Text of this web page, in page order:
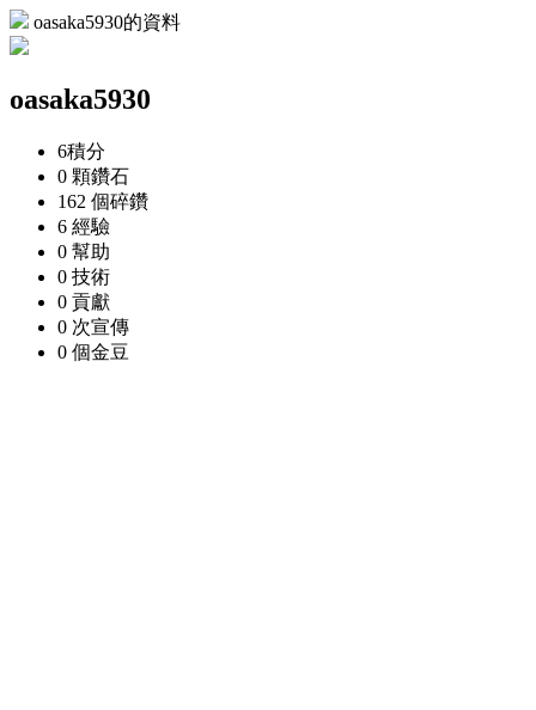
oasaka5930的資料
oasaka5930
6積分
0 顆鑽石
162 個碎鑽
6 經驗
0 幫助
0 技術
0 貢獻
0 次宣傳
0 個金豆